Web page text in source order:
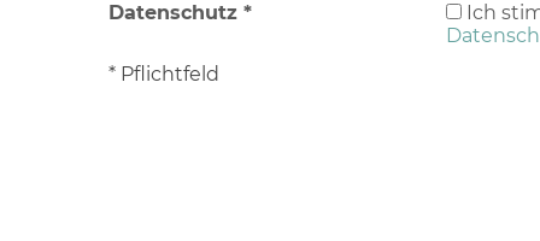
Datenschutz *
Ich
* Pflichtfeld